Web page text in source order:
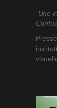
"Une